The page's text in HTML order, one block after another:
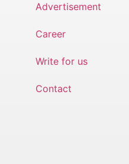
Advertisement
Career
Write for us
Contact